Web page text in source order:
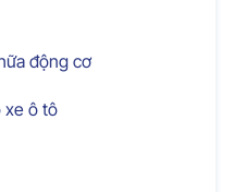
động cơ
xe ô tô